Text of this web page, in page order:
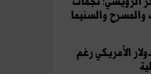
والسنيما
الأمريكي رغم